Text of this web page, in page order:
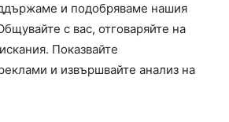
и подобряваме нашия
с вас, отговаряйте на
Показвайте
и извършвайте анализ на